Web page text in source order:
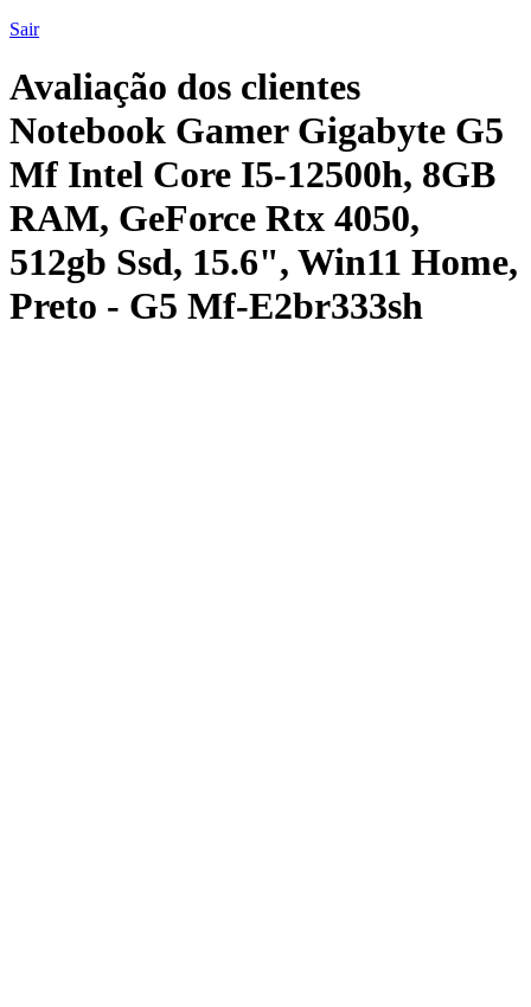
Sair
Avaliação dos clientes
Notebook Gamer Gigabyte G5
Mf Intel Core I5-12500h, 8GB
RAM, GeForce Rtx 4050,
512gb Ssd, 15.6", Win11 Home,
Preto - G5 Mf-E2br333sh